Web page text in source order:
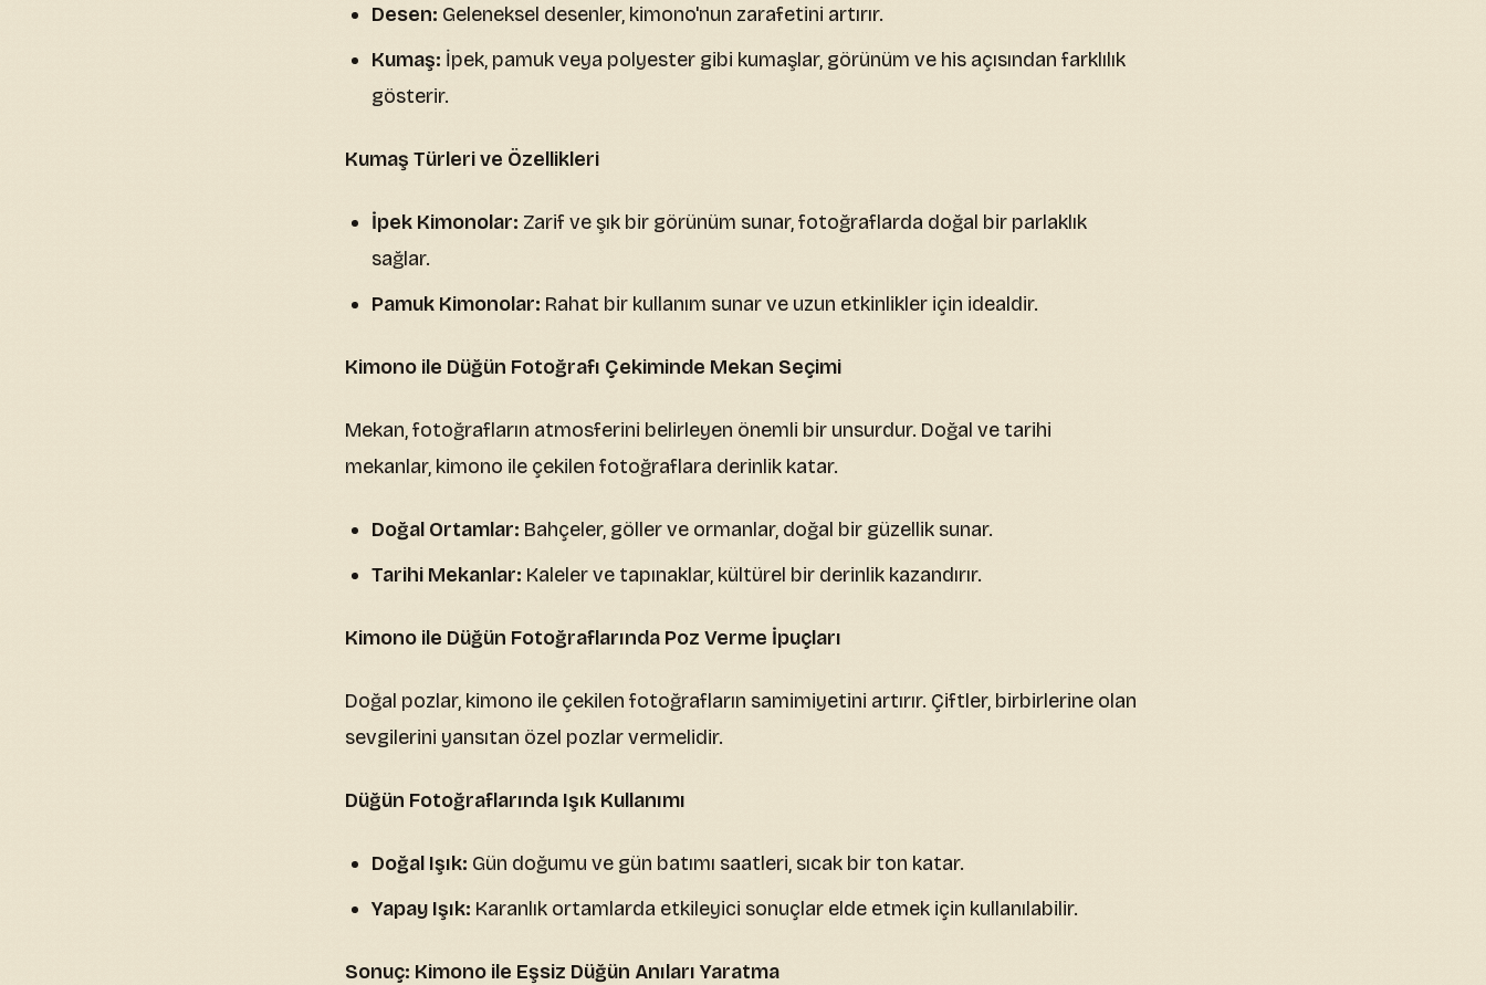
Desen: Geleneksel desenler, kimono'nun zarafetini artırır.
Kumaş: İpek, pamuk veya polyester gibi kumaşlar, görünüm ve his açısından farklılık
gösterir.
Kumaş Türleri ve Özellikleri
İpek Kimonolar: Zarif ve şık bir görünüm sunar, fotoğraflarda doğal bir parlaklık
sağlar.
Pamuk Kimonolar: Rahat bir kullanım sunar ve uzun etkinlikler için idealdir.
Kimono ile Düğün Fotoğrafı Çekiminde Mekan Seçimi
Mekan, fotoğrafların atmosferini belirleyen önemli bir unsurdur. Doğal ve tarihi
mekanlar, kimono ile çekilen fotoğraflara derinlik katar.
Doğal Ortamlar: Bahçeler, göller ve ormanlar, doğal bir güzellik sunar.
Tarihi Mekanlar: Kaleler ve tapınaklar, kültürel bir derinlik kazandırır.
Kimono ile Düğün Fotoğraflarında Poz Verme İpuçları
Doğal pozlar, kimono ile çekilen fotoğrafların samimiyetini artırır. Çiftler, birbirlerine olan
sevgilerini yansıtan özel pozlar vermelidir.
Düğün Fotoğraflarında Işık Kullanımı
Doğal Işık: Gün doğumu ve gün batımı saatleri, sıcak bir ton katar.
Yapay Işık: Karanlık ortamlarda etkileyici sonuçlar elde etmek için kullanılabilir.
Sonuç: Kimono ile Eşsiz Düğün Anıları Yaratma